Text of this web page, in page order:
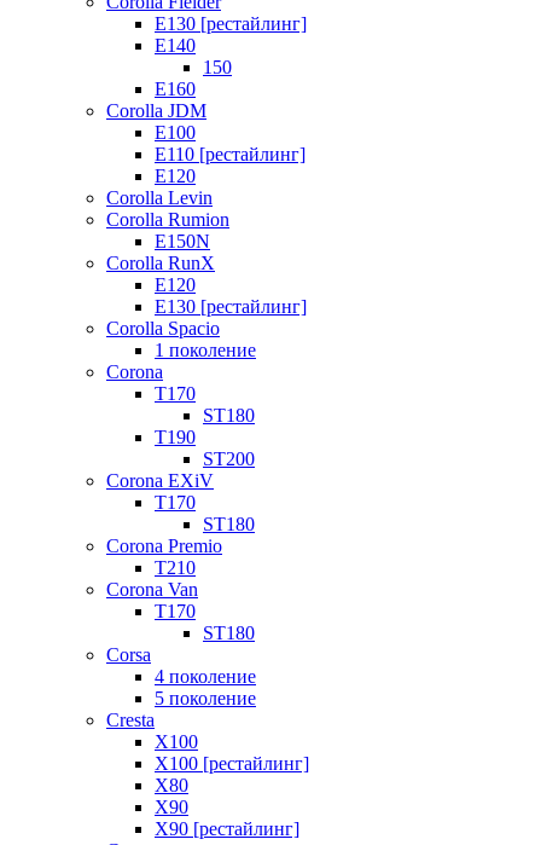
E130 [рестайлинг]
E140
150
E160
Corolla JDM
E100
E110 [рестайлинг]
E120
Corolla Levin
Corolla Rumion
E150N
Corolla RunX
E120
E130 [рестайлинг]
Corolla Spacio
1 поколение
Corona
T170
ST180
T190
ST200
Corona EXiV
T170
ST180
Corona Premio
T210
Corona Van
T170
ST180
Corsa
4 поколение
5 поколение
Cresta
X100
X100 [рестайлинг]
X80
X90
X90 [рестайлинг]